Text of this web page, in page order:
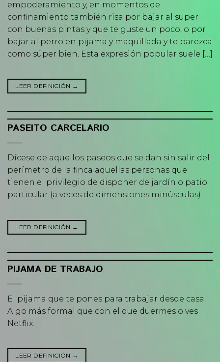
empoderamiento y, en momentos de
confinamiento también risa por bajar al super
con buenas pintas y que te guste un poco, o por
bajar al perro en pijama y maquillada y te parezca
como súper bien. Esta expresión popular suele […]
LEER DEFINICIÓN →
PASEITO CARCELARIO
Dícese de aquellos paseos que se dan sin salir del
perímetro de la finca aquellas personas que
tienen el privilegio de disponer de jardín o patio
particular (a veces de dimensiones minúsculas)
LEER DEFINICIÓN →
PIJAMA DE TRABAJO
El pijama que te pones para trabajar desde casa.
Algo más formal que con el que duermes o ves
Netflix.
LEER DEFINICIÓN →